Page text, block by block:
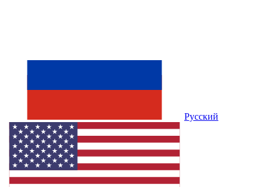
Русский